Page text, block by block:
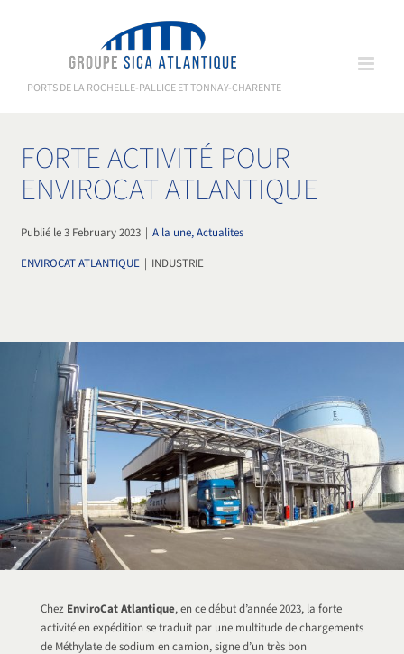
PORTS DE LA ROCHELLE-PALLICE ET TONNAY-CHARENTE
FORTE ACTIVITÉ POUR
ENVIROCAT ATLANTIQUE
Publié le 3 February 2023 | A la une, Actualites
ENVIROCAT ATLANTIQUE | INDUSTRIE
Chez EnviroCat Atlantique, en ce début d’année 2023, la forte
activité en expédition se traduit par une multitude de chargements
de Méthylate de sodium en camion, signe d’un très bon